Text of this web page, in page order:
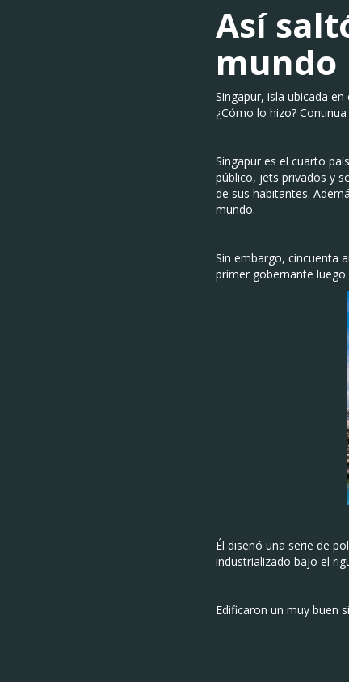
Así
mundo
Singapur, isla ubicada
¿Cómo lo hizo?
Singapur es el cuarto
público, jets privados y
de sus habitantes.
mundo.
Sin embargo, cincuenta
primer gobernante
Él diseñó una serie de
industrializado bajo el
Edificaron un muy buen